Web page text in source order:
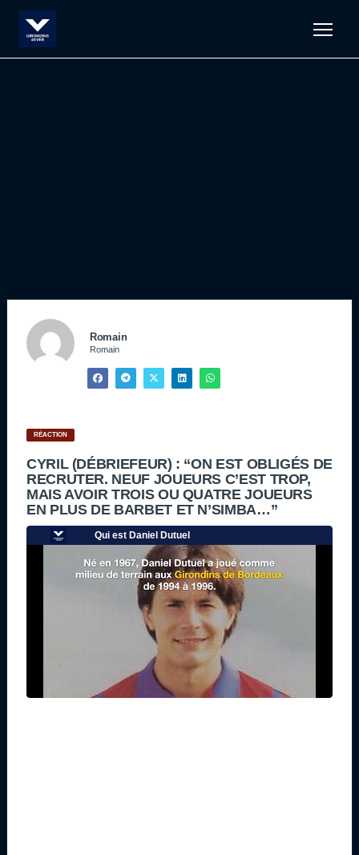
Romain
Romain
RÉACTION
CYRIL (DÉBRIEFEUR) : “ON EST OBLIGÉS DE
RECRUTER. NEUF JOUEURS C’EST TROP,
MAIS AVOIR TROIS OU QUATRE JOUEURS
EN PLUS DE BARBET ET N’SIMBA…”